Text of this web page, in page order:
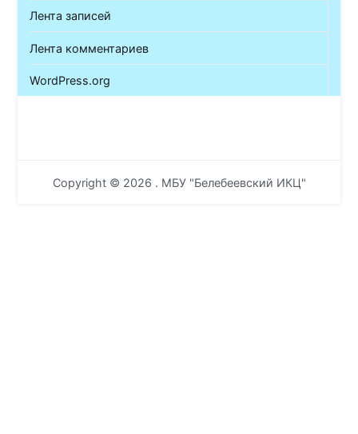
Лента записей
Лента комментариев
WordPress.org
Copyright © 2026 . МБУ "Белебеевский ИКЦ"